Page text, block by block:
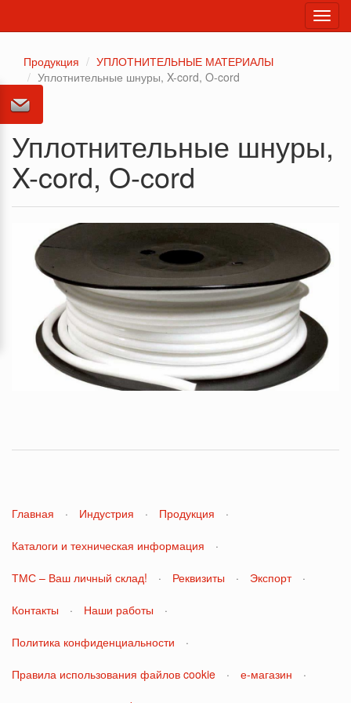
Продукция
УПЛОТНИТЕЛЬНЫЕ МАТЕРИАЛЫ
Уплотнительные шнуры, X-cord, O-cord
Уплотнительные шнуры,
X-cord, O-cord
Главная · Индустрия · Продукция ·
Каталоги и техническая информация ·
ТМС – Ваш личный склад! · Реквизиты · Экспорт ·
Контакты · Наши работы ·
Политика конфиденциальности ·
Правила использования файлов cookie · е-магазин ·